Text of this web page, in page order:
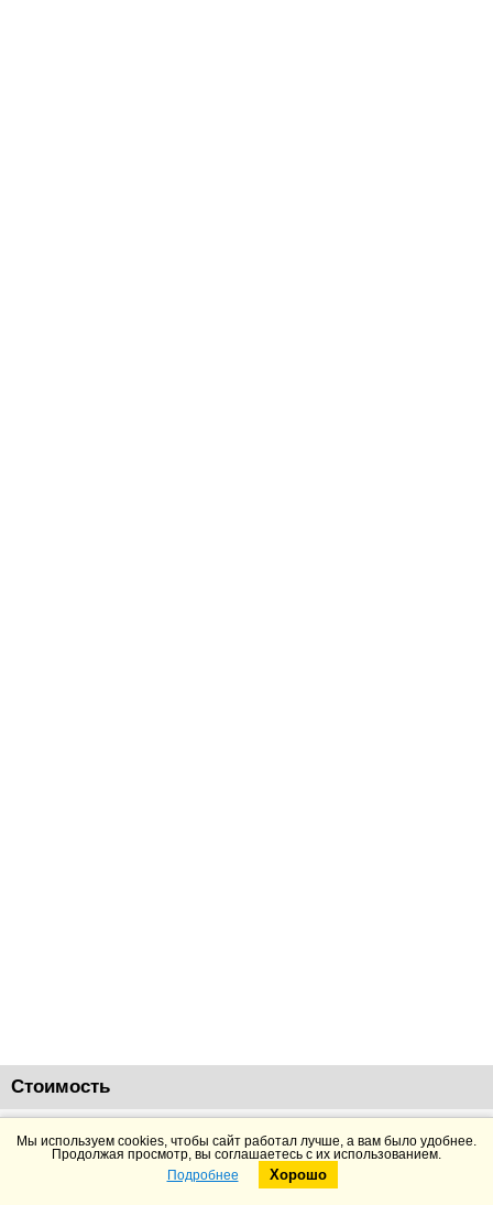
Стоимость
155675 руб. Добавить в корзину Подробнее
Telegram
Мы используем cookies, чтобы сайт работал лучше, а вам было удобнее.
Продолжая просмотр, вы соглашаетесь с их использованием.
Подробнее
Хорошо